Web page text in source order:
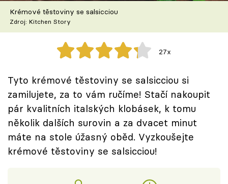
Recepty z TV
Speciál: Cuketa
Těhotnej kuchař
Sledujte prima+
Přihlášení
Sledujte nás
Krémové těstoviny se salsicciou
Zdroj: Kitchen Story
27x
Tyto krémové těstoviny se salsicciou si
zamilujete, za to vám ručíme! Stačí nakoupit
pár kvalitních italských klobásek, k tomu
několik dalších surovin a za dvacet minut
máte na stole úžasný oběd. Vyzkoušejte
krémové těstoviny se salsicciou!